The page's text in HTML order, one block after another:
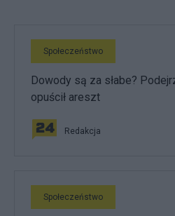
Społeczeństwo
Dowody są za słabe?
opuścił areszt
Redakcja
Społeczeństwo